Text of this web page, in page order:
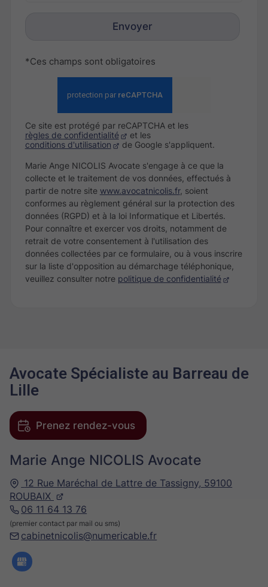
Envoyer
*Ces champs sont obligatoires
Ce site est protégé par reCAPTCHA et les
règles de confidentialité
et les
conditions d'utilisation
de Google s'appliquent.
Marie Ange NICOLIS Avocate s'engage à ce que la
collecte et le traitement de vos données, effectués à
partir de notre site www.avocatnicolis.fr, soient
conformes au règlement général sur la protection des
données (RGPD) et à la loi Informatique et Libertés.
Pour connaître et exercer vos droits, notamment de
retrait de votre consentement à l'utilisation des
données collectées par ce formulaire, ou à vous inscrire
sur la liste d'opposition au démarchage téléphonique,
veuillez consulter notre politique de confidentialité
Marie Ange NICOLIS Avocate
12 Rue Maréchal de Lattre de Tassigny, 59100
ROUBAIX
06 11 64 13 76
(premier contact par mail ou sms)
cabinetnicolis@numericable.fr
Avocate Spécialiste au Barreau de
Lille
Prenez rendez-vous